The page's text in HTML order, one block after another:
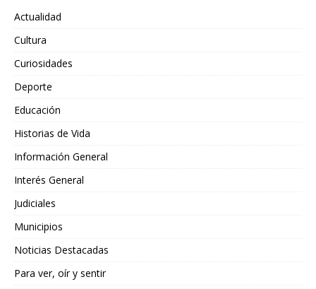
Actualidad
Cultura
Curiosidades
Deporte
Educación
Historias de Vida
Información General
Interés General
Judiciales
Municipios
Noticias Destacadas
Para ver, oír y sentir